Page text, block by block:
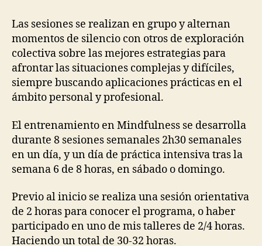
Las sesiones se realizan en grupo y alternan
momentos de silencio con otros de exploración
colectiva sobre las mejores estrategias para
afrontar las situaciones complejas y difíciles,
siempre buscando aplicaciones prácticas en el
ámbito personal y profesional.
El entrenamiento en Mindfulness se desarrolla
durante 8 sesiones semanales 2h30 semanales
en un día, y un día de práctica intensiva tras la
semana 6 de 8 horas, en sábado o domingo.
Previo al inicio se realiza una sesión orientativa
de 2 horas para conocer el programa, o haber
participado en uno de mis talleres de 2/4 horas.
Haciendo un total de 30-32 horas.